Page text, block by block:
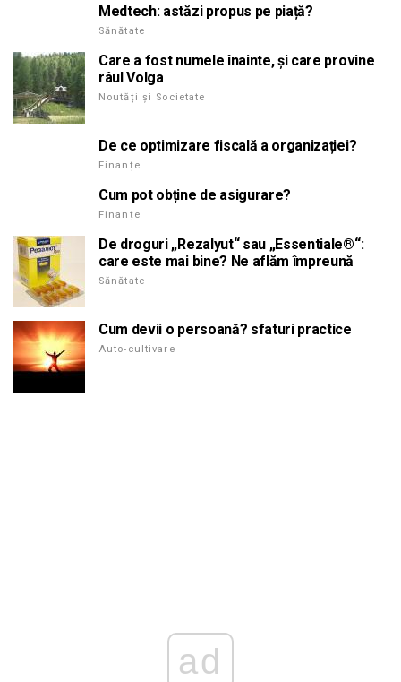
Medtech: astăzi propus pe piață?
Sănătate
Care a fost numele înainte, și care provine
râul Volga
Noutăți și Societate
De ce optimizare fiscală a organizației?
Finanțe
Cum pot obține de asigurare?
Finanțe
De droguri „Rezalyut“ sau „Essentiale®“:
care este mai bine? Ne aflăm împreună
Sănătate
Cum devii o persoană? sfaturi practice
Auto-cultivare
ad